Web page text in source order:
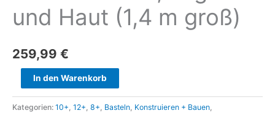
und Haut (1,4 m groß)
259,99 €
In den Warenkorb
Kategorien: 10+, 12+, 8+, Basteln, Konstruieren + Bauen,